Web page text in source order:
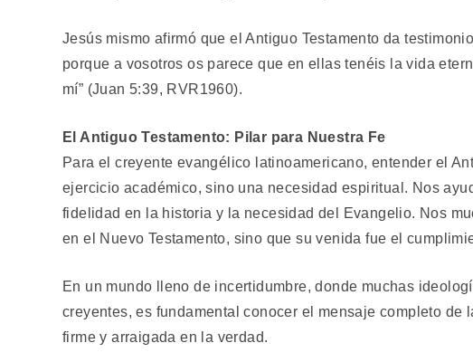
Jesús mismo afirmó que el Antiguo Testamento da
porque a vosotros os parece que en ellas tenéis la vida
mí” (Juan 5:39, RVR1960).
El Antiguo Testamento: Pilar para Nuestra Fe
Para el creyente evangélico latinoamericano, entender el
ejercicio académico, sino una necesidad espiritual. Nos
fidelidad en la historia y la necesidad del Evangelio. Nos
en el Nuevo Testamento, sino que su venida fue el
En un mundo lleno de incertidumbre, donde muchas
creyentes, es fundamental conocer el mensaje completo de
firme y arraigada en la verdad.